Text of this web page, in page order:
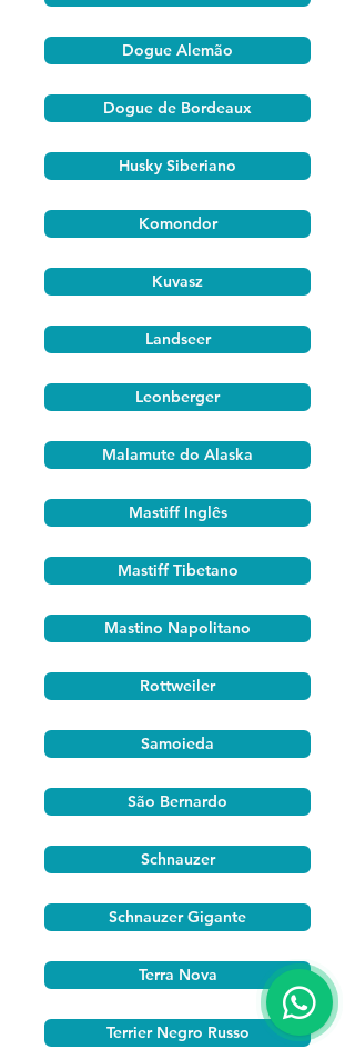
Dogue Alemão
Dogue de Bordeaux
Husky Siberiano
Komondor
Kuvasz
Landseer
Leonberger
Malamute do Alaska
Mastiff Inglês
Mastiff Tibetano
Mastino Napolitano
Rottweiler
Samoieda
São Bernardo
Schnauzer
Schnauzer Gigante
Terra Nova
Terrier Negro Russo